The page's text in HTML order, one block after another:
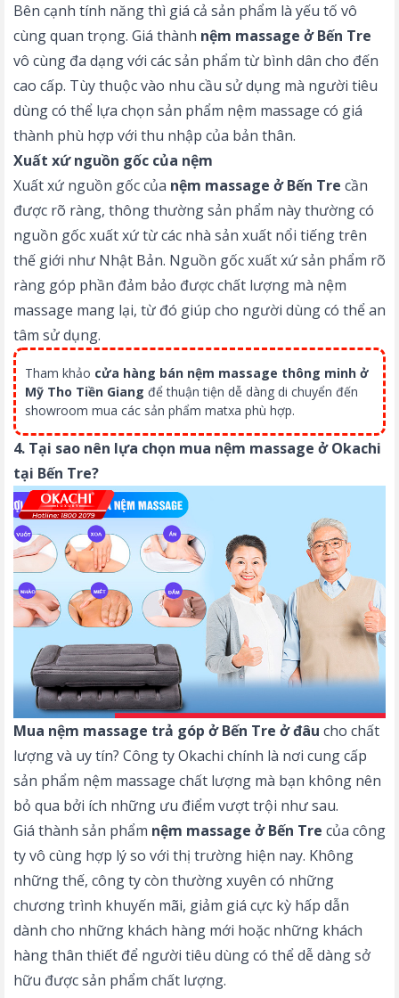
Bên cạnh tính năng thì giá cả sản phẩm là yếu tố vô
cùng quan trọng. Giá thành nệm massage ở Bến Tre
vô cùng đa dạng với các sản phẩm từ bình dân cho đến
cao cấp. Tùy thuộc vào nhu cầu sử dụng mà người tiêu
dùng có thể lựa chọn sản phẩm nệm massage có giá
thành phù hợp với thu nhập của bản thân.
Xuất xứ nguồn gốc của nệm
Xuất xứ nguồn gốc của nệm massage ở Bến Tre cần
được rõ ràng, thông thường sản phẩm này thường có
nguồn gốc xuất xứ từ các nhà sản xuất nổi tiếng trên
thế giới như Nhật Bản. Nguồn gốc xuất xứ sản phẩm rõ
ràng góp phần đảm bảo được chất lượng mà nệm
massage mang lại, từ đó giúp cho người dùng có thể an
tâm sử dụng.
Tham khảo cửa hàng bán nệm massage thông minh ở
Mỹ Tho Tiền Giang để thuận tiện dễ dàng di chuyển đến
showroom mua các sản phẩm matxa phù hợp.
4. Tại sao nên lựa chọn mua nệm massage ở Okachi
tại Bến Tre?
Mua nệm massage trả góp ở Bến Tre ở đâu cho chất
lượng và uy tín? Công ty Okachi chính là nơi cung cấp
sản phẩm nệm massage chất lượng mà bạn không nên
bỏ qua bởi ích những ưu điểm vượt trội như sau.
Giá thành sản phẩm nệm massage ở Bến Tre của công
ty vô cùng hợp lý so với thị trường hiện nay. Không
những thế, công ty còn thường xuyên có những
chương trình khuyến mãi, giảm giá cực kỳ hấp dẫn
dành cho những khách hàng mới hoặc những khách
hàng thân thiết để người tiêu dùng có thể dễ dàng sở
hữu được sản phẩm chất lượng.